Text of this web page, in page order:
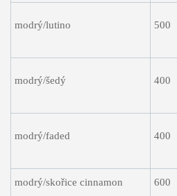
modrý/lutino 500
modrý/šedý 400
modrý/faded 400
modrý/skořice cinnamon 600